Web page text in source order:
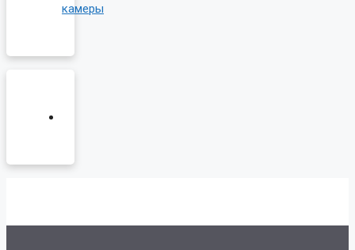
камеры